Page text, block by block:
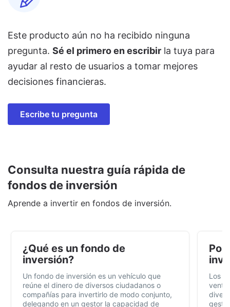
Este producto aún no ha recibido ninguna
pregunta. Sé el primero en escribir la tuya para
ayudar al resto de usuarios a tomar mejores
decisiones financieras.
Escribe tu pregunta
Consulta nuestra guía rápida de
fondos de inversión
Aprende a invertir en fondos de inversión.
¿Qué es un fondo de
inversión?
Un fondo de inversión es un vehículo que
reúne el dinero de diversos ciudadanos o
compañías para invertirlo de modo conjunto,
delegando en un gestor la capacidad de
Por
Los